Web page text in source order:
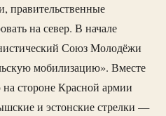
правительственные
на север. В начале
Союз Молодёжи
мобилизацию». Вместе
стороне Красной армии
и эстонские стрелки —